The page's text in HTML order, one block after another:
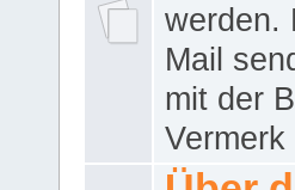
werden.
Mail
mit der
Vermerk